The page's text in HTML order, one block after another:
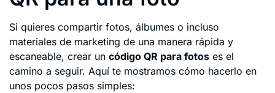
Si quieres compartir fotos, álbumes o incluso
materiales de marketing de una manera rápida y
escaneable, crear un código QR para fotos es el
camino a seguir. Aquí te mostramos cómo hacerlo en
unos pocos pasos simples: